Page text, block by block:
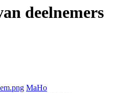
deelnemers
MaHo